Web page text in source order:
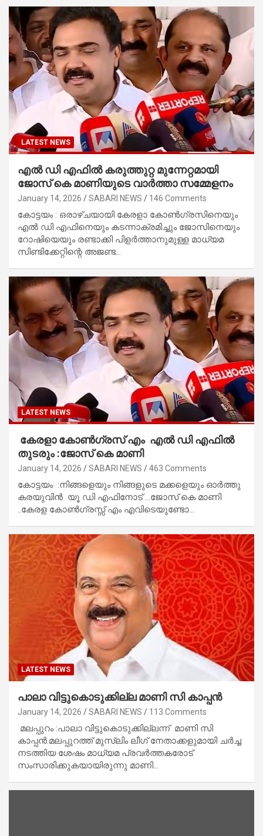
LATEST NEWS
എൽ ഡി എഫിൽ കരുത്തുറ്റ മുന്നേറ്റമായി
ജോസ് കെ മാണിയുടെ വാർത്താ സമ്മേളനം
January 14, 2026 SABARI NEWS 146 Comments
കോട്ടയം : ഒരാഴ്ചയായി കേരളാ കോൺഗ്രസിനെയും
എൽ ഡി എഫിനെയും കടന്നാക്രമിച്ചും ജോസിനെയും
റോഷിയെയും രണ്ടാക്കി പിളർത്താനുമുള്ള മാധ്യമ
സിണ്ടിക്കേറ്റിന്റെ അജണ്ട…
LATEST NEWS
കേരളാ കോൺഗ്രസ് എം എൽ ഡി എഫിൽ
തുടരും :ജോസ് കെ മാണി
January 14, 2026 SABARI NEWS 463 Comments
കോട്ടയം :നിങ്ങളെയും നിങ്ങളുടെ മക്കളെയും ഓർത്തു
കരയുവിൻ യൂ ഡി എഫിനോട് …ജോസ് കെ മാണി
..കേരള കോൺഗ്രസ്സ് എം എവിടെയുണ്ടോ…
LATEST NEWS
പാലാ വിട്ടുകൊടുക്കില്ല മാണി സി കാപ്പൻ
January 14, 2026 SABARI NEWS 113 Comments
മലപ്പുറം :പാലാ വിട്ടുകൊടുക്കില്ലന്ന് മാണി സി
കാപ്പൻ.മലപ്പുറത്ത് മുസ്ലിം ലീഗ് നേതാക്കളുമായി ചർച്ച
നടത്തിയ ശേഷം മാധ്യമ പ്രവർത്തകരോട്
സംസാരിക്കുകയായിരുന്നു മാണി…